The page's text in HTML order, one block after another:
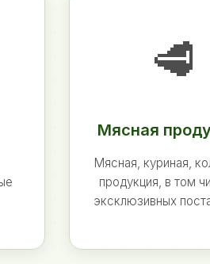
🥩
Мясная
Мясная, куриная,
продукция, в том
эксклюзивных